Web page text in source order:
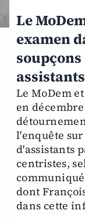
Le
examen
Le MoDem
en
l'enquête
d'assistants
centristes,
dont
dans cette